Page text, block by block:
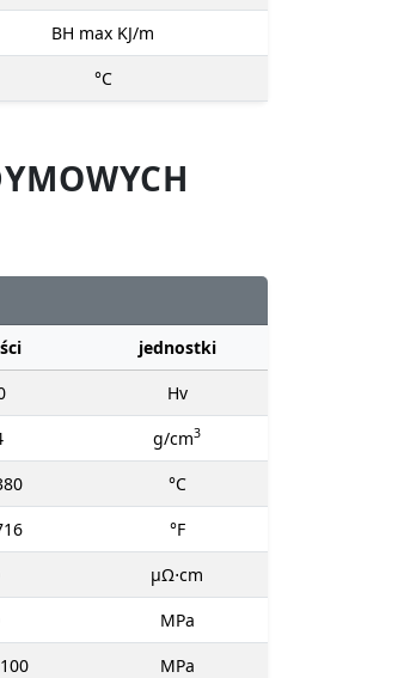
BH max KJ/m
°C
jednostki
Hv
g/cm3
°C
°F
μΩ⋅cm
MPa
MPa